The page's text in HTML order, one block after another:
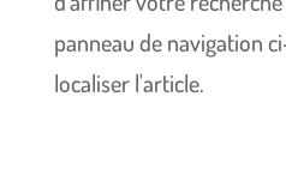
panneau de navigation
localiser l'article.